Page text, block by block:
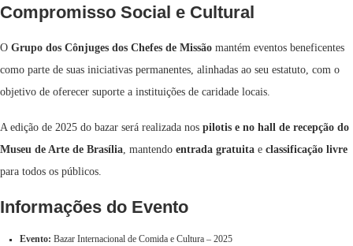
Compromisso Social e Cultural
O Grupo dos Cônjuges dos Chefes de Missão mantém eventos beneficentes
como parte de suas iniciativas permanentes, alinhadas ao seu estatuto, com o
objetivo de oferecer suporte a instituições de caridade locais.
A edição de 2025 do bazar será realizada nos pilotis e no hall de recepção do
Museu de Arte de Brasília, mantendo entrada gratuita e classificação livre
para todos os públicos.
Informações do Evento
Evento: Bazar Internacional de Comida e Cultura – 2025